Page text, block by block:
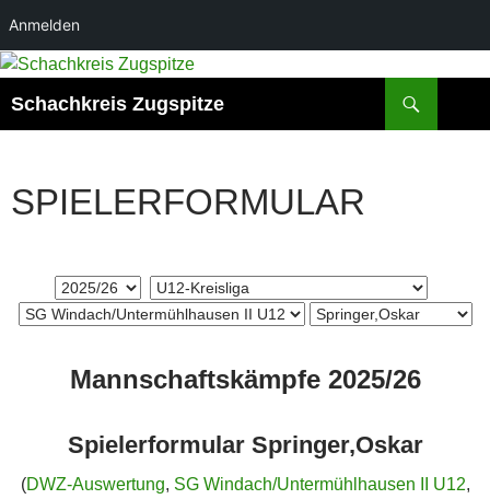
Anmelden
Zum
springen
Schachkreis Zugspitze
SPIELERFORMULAR
Mannschaftskämpfe 2025/26
Spielerformular Springer,Oskar
(DWZ-Auswertung, SG Windach/Untermühlhausen II U12,